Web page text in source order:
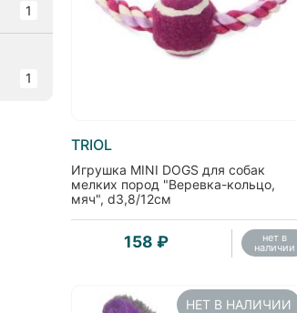
1
1
TRIOL
Игрушка MINI DOGS для собак
мелких пород "Веревка-кольцо,
мяч", d3,8/12см
158 ₽ нет в
наличии
НЕТ В НАЛИЧИИ